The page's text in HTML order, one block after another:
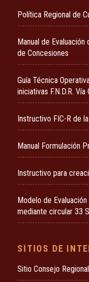
Política Regional de
Manual de
de Concesiones
Guía Técnica
iniciativas F.N.D.R. Vía
Instructivo FIC-R de
Manual Formulación
Instructivo para
Modelo de
mediante circular 33
SITIOS DE
Sitio Consejo Regional